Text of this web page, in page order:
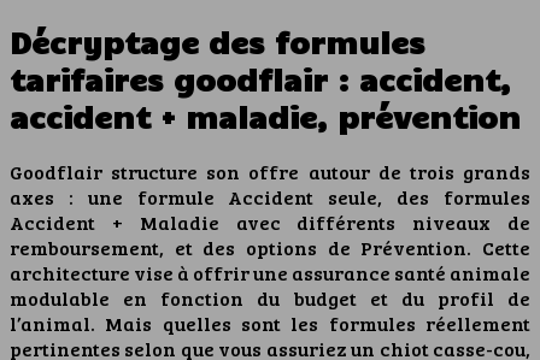
Décryptage des formules
tarifaires goodflair : accident,
accident + maladie, prévention
Goodflair structure son offre autour de trois grands
axes : une formule Accident seule, des formules
Accident + Maladie avec différents niveaux de
remboursement, et des options de Prévention. Cette
architecture vise à offrir une assurance santé animale
modulable en fonction du budget et du profil de
l’animal. Mais quelles sont les formules réellement
pertinentes selon que vous assuriez un chiot casse-cou,